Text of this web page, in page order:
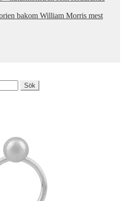
bakom William Morris mest
Sök